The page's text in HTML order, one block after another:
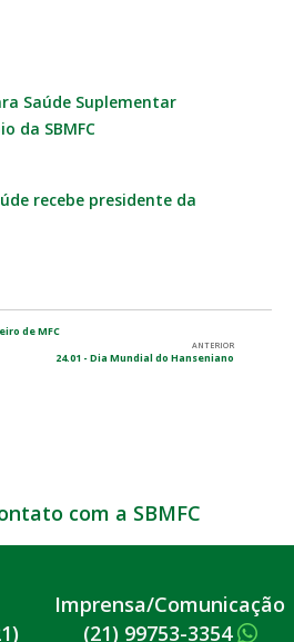
Saúde Suplementar
da SBMFC
recebe presidente da
de MFC
ANTERIOR
24.01 - Dia Mundial do Hanseniano
com a SBMFC
Imprensa/Comunicação
(21) 99753-3354